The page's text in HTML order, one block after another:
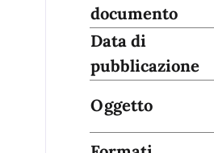
documento
Data di
pubblicazione
Oggetto